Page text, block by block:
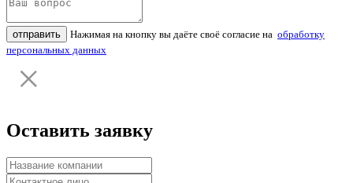
отправить Нажимая на кнопку вы даёте своё согласие на обработку
персональных данных
Оставить заявку